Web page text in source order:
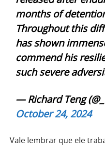
months of
Throughout this
has shown
commend his
such severe
— Richard Teng
October 24, 2024
Vale lembrar que ele